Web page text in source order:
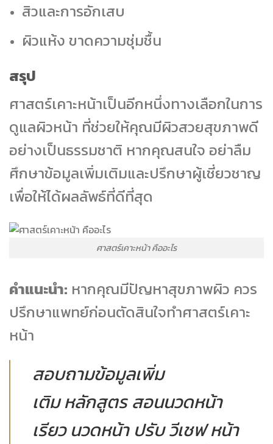
สิวและการอักเสบ
ผิวแห้ง ขาดความชุ่มชื้น
สรุป
ศาสตร์เคาะหน้าเป็นอีกหนึ่งทางเลือกในการ
ดูแลผิวหน้า ที่ช่วยให้คุณมีผิวสวยสุขภาพดี
อย่างเป็นธรรมชาติ หากคุณสนใจ อย่าลืม
ศึกษาข้อมูลเพิ่มเติมและปรึกษาผู้เชี่ยวชาญ
เพื่อให้ได้ผลลัพธ์ที่ดีที่สุด
ศาสตร์เคาะหน้า คืออะไร
คำแนะนำ: หากคุณมีปัญหาสุขภาพผิว ควร
ปรึกษาแพทย์ก่อนตัดสินใจทำศาสตร์เคาะ
หน้า
สอบถามข้อมูลเพิ่ม
เติม หลักสูตร สอนนวดหน้า
เรียว นวดหน้า ปรับ วีเชฟ หน้า